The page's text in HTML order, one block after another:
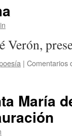
Verón,
| Comentarios
María